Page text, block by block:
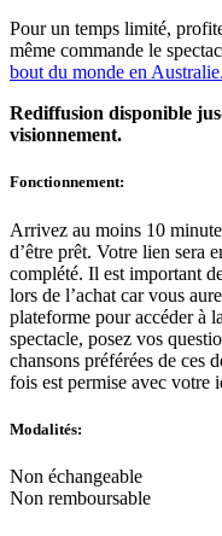
Pour un temps limité,
même commande le
bout du monde en Australie.
Rediffusion disponible
visionnement.
Fonctionnement:
Arrivez au moins 10
d’être prêt. Votre lien sera
complété. Il est important
lors de l’achat car vous
plateforme pour accéder à
spectacle, posez vos
chansons préférées de ces
fois est permise avec votre
Modalités:
Non échangeable
Non remboursable